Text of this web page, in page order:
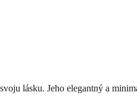
lásku. Jeho elegantný a